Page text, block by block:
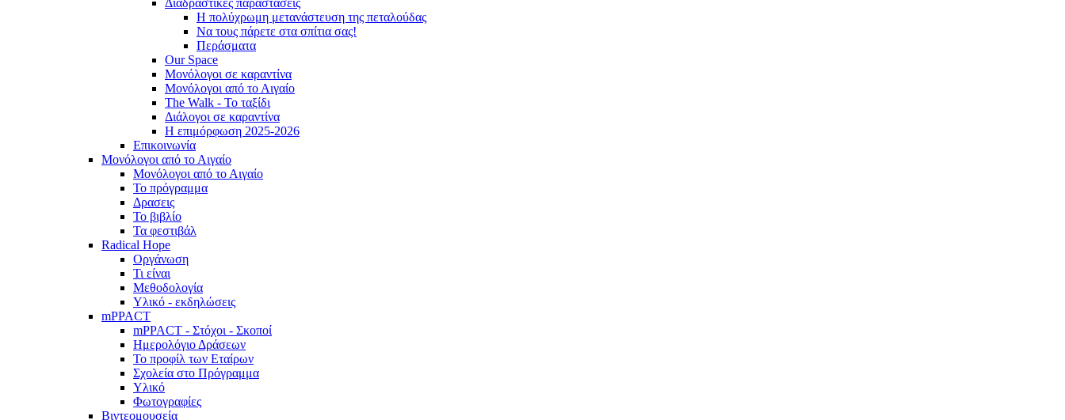
Διαδραστικές παραστάσεις
Η πολύχρωμη μετανάστευση της πεταλούδας
Να τους πάρετε στα σπίτια σας!
Περάσματα
Our Space
Μονόλογοι σε καραντίνα
Μονόλογοι από το Αιγαίο
The Walk - Το ταξίδι
Διάλογοι σε καραντίνα
Η επιμόρφωση 2025-2026
Επικοινωνία
Μονόλογοι από το Αιγαίο
Μονόλογοι από το Αιγαίο
Το πρόγραμμα
Δρασεις
Το βιβλίο
Τα φεστιβάλ
Radical Hope
Οργάνωση
Τι είναι
Μεθοδολογία
Υλικό - εκδηλώσεις
mPPACT
mPPACT - Στόχοι - Σκοποί
Ημερολόγιο Δράσεων
Το προφίλ των Εταίρων
Σχολεία στο Πρόγραμμα
Υλικό
Φωτογραφίες
Βιντεομουσεία